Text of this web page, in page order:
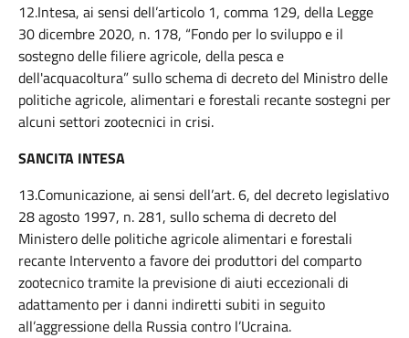
12.Intesa, ai sensi dell’articolo 1, comma 129, della Legge
30 dicembre 2020, n. 178, “Fondo per lo sviluppo e il
sostegno delle filiere agricole, della pesca e
dell'acquacoltura” sullo schema di decreto del Ministro delle
politiche agricole, alimentari e forestali recante sostegni per
alcuni settori zootecnici in crisi.
SANCITA INTESA
13.Comunicazione, ai sensi dell’art. 6, del decreto legislativo
28 agosto 1997, n. 281, sullo schema di decreto del
Ministero delle politiche agricole alimentari e forestali
recante Intervento a favore dei produttori del comparto
zootecnico tramite la previsione di aiuti eccezionali di
adattamento per i danni indiretti subiti in seguito
all’aggressione della Russia contro l’Ucraina.